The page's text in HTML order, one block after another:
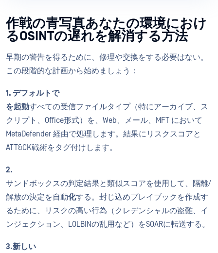
作戦の青写真あなたの環境におけ
るOSINTの遅れを解消する方法
早期の警告を得るために、修理や交換をする必要はない。
この段階的な計画から始めましょう：
1. デフォルトで
を起動すべての受信ファイルタイプ（特にアーカイブ、ス
クリプト、Office形式）を、Web、メール、MFT において
MetaDefender 経由で処理します。結果にリスクスコアと
ATT&CK戦術をタグ付けします。
2.
サンドボックスの判定結果と類似スコアを使用して、隔離/
解放の決定を自動化する。封じ込めプレイブックを作成す
るために、リスクの高い行為（クレデンシャルの盗難、イ
ンジェクション、LOLBINの乱用など）をSOARに転送する。
3.新しい